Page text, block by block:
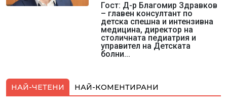
Гост: Д-р Благомир Здравков
– главен консултант по
детска спешна и интензивна
медицина, директор на
столичната педиатрия и
управител на Детската
болни...
НАЙ-ЧЕТЕНИ НАЙ-КОМЕНТИРАНИ